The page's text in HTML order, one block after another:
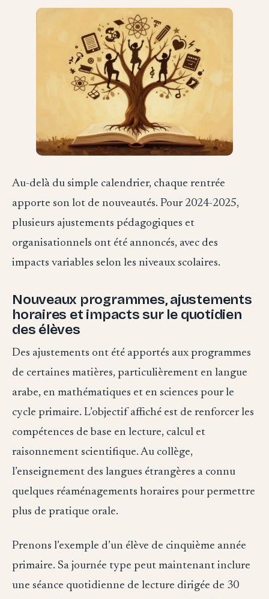
Au-delà du simple calendrier, chaque rentrée
apporte son lot de nouveautés. Pour 2024-2025,
plusieurs ajustements pédagogiques et
organisationnels ont été annoncés, avec des
impacts variables selon les niveaux scolaires.
Nouveaux programmes, ajustements
horaires et impacts sur le quotidien
des élèves
Des ajustements ont été apportés aux programmes
de certaines matières, particulièrement en langue
arabe, en mathématiques et en sciences pour le
cycle primaire. L’objectif affiché est de renforcer les
compétences de base en lecture, calcul et
raisonnement scientifique. Au collège,
l’enseignement des langues étrangères a connu
quelques réaménagements horaires pour permettre
plus de pratique orale.
Prenons l’exemple d’un élève de cinquième année
primaire. Sa journée type peut maintenant inclure
une séance quotidienne de lecture dirigée de 30